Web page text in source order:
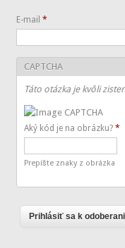
E-mail*
CAPTCHA
Táto otázka je kvôli
Aký kód je na obrázku?*
Prepíšte znaky z obrázka